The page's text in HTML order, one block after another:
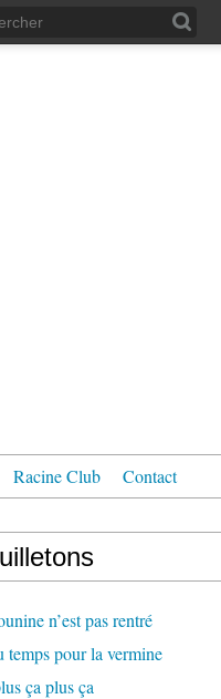
Racine Club Contact
n’est pas rentré
temps pour la vermine
ça plus ça